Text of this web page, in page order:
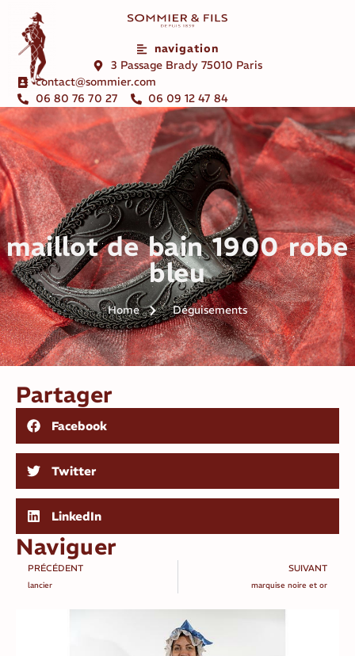
navigation
3 Passage Brady 75010 Paris
contact@sommier.com
06 80 76 70 27
06 09 12 47 84
maillot de bain 1900 robe
bleu
Home Déguisements
Partager
Facebook
Twitter
LinkedIn
Naviguer
PRÉCÉDENT
lancier
SUIVANT
marquise noire et or